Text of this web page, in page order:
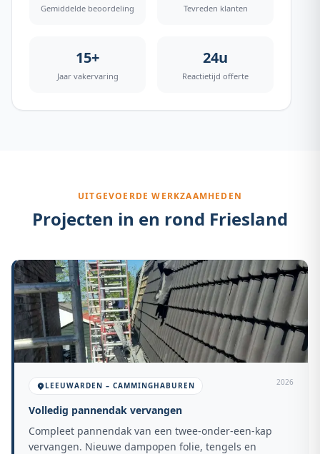
Gemiddelde beoordeling Tevreden klanten
15+
Jaar vakervaring
24u
Reactietijd offerte
UITGEVOERDE WERKZAAMHEDEN
Projecten in en rond Friesland
LEEUWARDEN – CAMMINGHABUREN 2026
Volledig pannendak vervangen
Compleet pannendak van een twee-onder-een-kap
vervangen. Nieuwe dampopen folie, tengels en